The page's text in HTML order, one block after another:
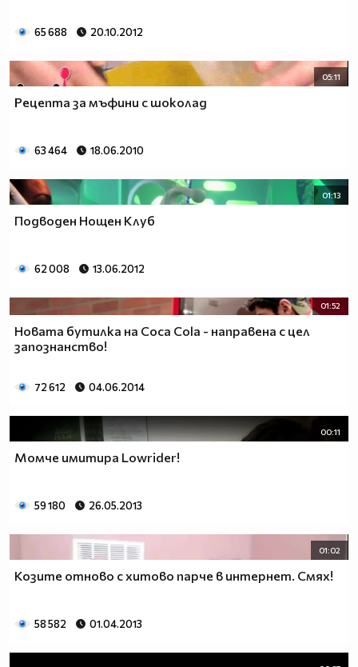
65 688 20.10.2012
05:11
Рецепта за мъфини с шоколад
63 464 18.06.2010
01:13
Подводен Нощен Клуб
62 008 13.06.2012
01:52
Нoвата бутилка на Coca Cola - направена с цел
запознанство!
72 612 04.06.2014
00:11
Момче имитира Lowrider!
59 180 26.05.2013
01:02
Козите отново с хитово парче в интернет. Смях!
58 582 01.04.2013